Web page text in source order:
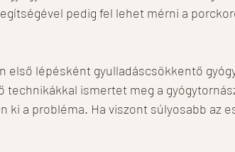
pedig fel lehet mérni a
első lépésként gyulladáscsökkentő
technikákkal ismertet meg a
ki a probléma. Ha viszont súlyosabb az